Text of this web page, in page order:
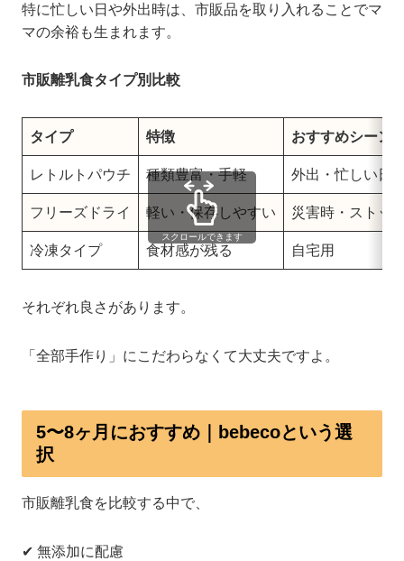
特に忙しい日や外出時は、市販品を取り入れることでマ
マの余裕も生まれます。
市販離乳食タイプ別比較
タイプ 特徴 おすすめシーン
レトルトパウチ 種類豊富・手軽 外出・忙しい日
フリーズドライ 軽い・保存しやすい 災害時・ストッ
冷凍タイプ 食材感が残る 自宅用
スクロールできます
それぞれ良さがあります。
「全部手作り」にこだわらなくて大丈夫ですよ。
5〜8ヶ月におすすめ｜bebecoという選
択
市販離乳食を比較する中で、
✔ 無添加に配慮